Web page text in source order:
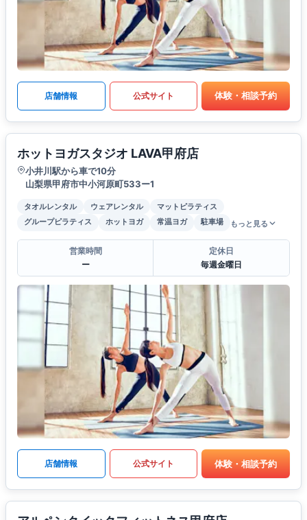
店舗情報 公式サイト 体験・相談予約
ホットヨガスタジオ LAVA甲府店
小井川駅から車で10分
山梨県甲府市中小河原町533ー1
タオルレンタル ウェアレンタル
マットピラティス
グループピラティス
ホットヨガ 常温ヨガ 駐車場 もっと見る
営業時間
ー
定休日
毎週金曜日
店舗情報 公式サイト 体験・相談予約